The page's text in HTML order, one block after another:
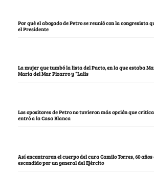
Por qué el abogado de Petro se reunió con la congresista
el Presidente
La mujer que tumbó la lista del Pacto, en la que estaba
María del Mar Pizarro y “Lalis
Los opositores de Petro no tuvieron más opción que
entró a la Casa Blanca
Así encontraron el cuerpo del cura Camilo Torres, 60
escondido por un general del Ejército